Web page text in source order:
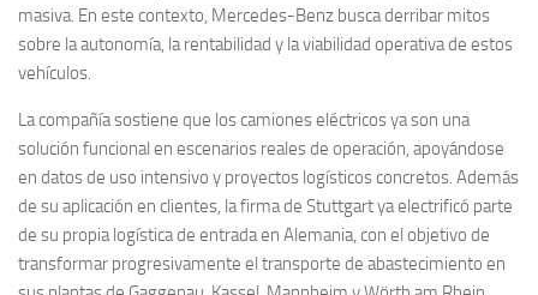
masiva. En este contexto, Mercedes-Benz busca derribar mitos
sobre la autonomía, la rentabilidad y la viabilidad operativa de estos
vehículos.
La compañía sostiene que los camiones eléctricos ya son una
solución funcional en escenarios reales de operación, apoyándose
en datos de uso intensivo y proyectos logísticos concretos. Además
de su aplicación en clientes, la firma de Stuttgart ya electrificó parte
de su propia logística de entrada en Alemania, con el objetivo de
transformar progresivamente el transporte de abastecimiento en